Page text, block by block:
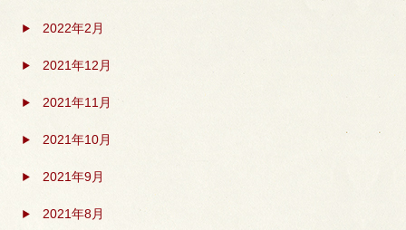
2022年2月
2021年12月
2021年11月
2021年10月
2021年9月
2021年8月